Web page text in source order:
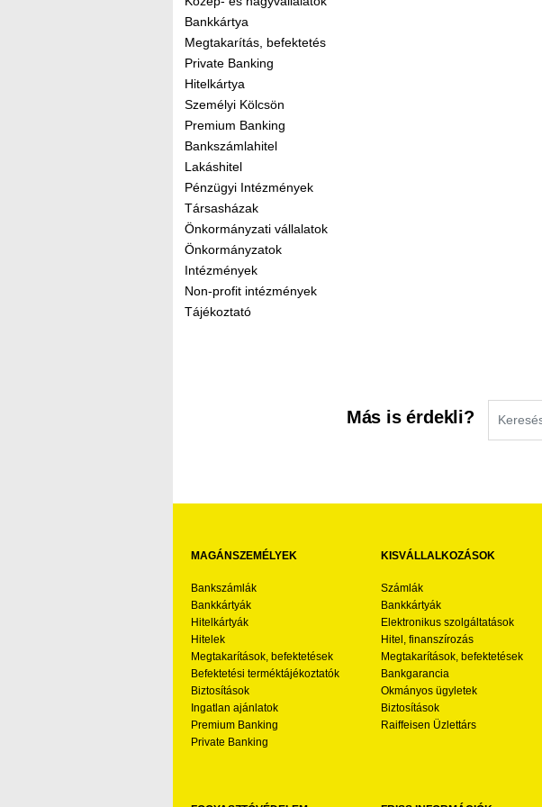
Bankkártya
Megtakarítás, befektetés
Private Banking
Hitelkártya
Személyi Kölcsön
Premium Banking
Bankszámlahitel
Lakáshitel
Pénzügyi Intézmények
Társasházak
Önkormányzati vállalatok
Önkormányzatok
Intézmények
Non-profit intézmények
Tájékoztató
Más is érdekli?
MAGÁNSZEMÉLYEK
Bankszámlák
Bankkártyák
Hitelkártyák
Hitelek
Megtakarítások, befektetések
Befektetési terméktájékoztatók
Biztosítások
Ingatlan ajánlatok
Premium Banking
Private Banking
KISVÁLLALKOZÁSOK
Számlák
Bankkártyák
Elektronikus szolgáltatások
Hitel, finanszírozás
Megtakarítások, befektetések
Bankgarancia
Okmányos ügyletek
Biztosítások
Raiffeisen Üzlettárs